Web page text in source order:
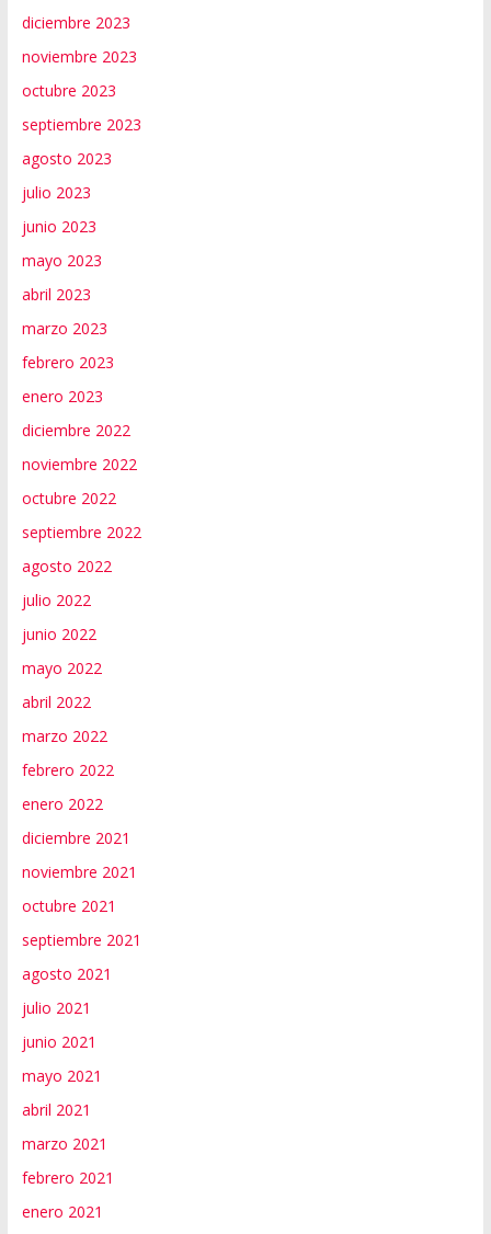
diciembre 2023
noviembre 2023
octubre 2023
septiembre 2023
agosto 2023
julio 2023
junio 2023
mayo 2023
abril 2023
marzo 2023
febrero 2023
enero 2023
diciembre 2022
noviembre 2022
octubre 2022
septiembre 2022
agosto 2022
julio 2022
junio 2022
mayo 2022
abril 2022
marzo 2022
febrero 2022
enero 2022
diciembre 2021
noviembre 2021
octubre 2021
septiembre 2021
agosto 2021
julio 2021
junio 2021
mayo 2021
abril 2021
marzo 2021
febrero 2021
enero 2021